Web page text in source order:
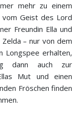
mehr zu einem
vom Geist des Lord
Freundin Ella und
– nur von dem
Longspee erhalten,
dann auch zur
Mut und einen
Fröschen finden